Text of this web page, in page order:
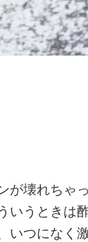
が壊れちゃ
いうときは
つになく